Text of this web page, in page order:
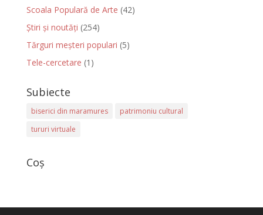
Scoala Populară de Arte (42)
Știri și noutăți (254)
Tărguri meșteri populari (5)
Tele-cercetare (1)
Subiecte
biserici din maramures
patrimoniu cultural
tururi virtuale
Coș